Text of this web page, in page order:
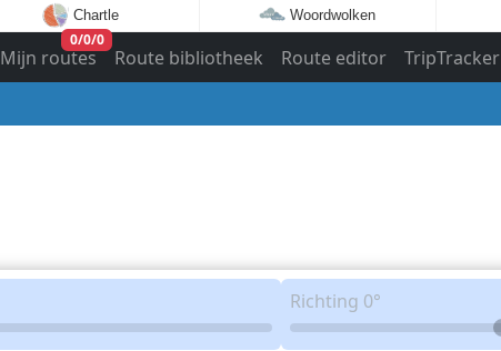
Chartle Woordwolken
Mijn routes
0/0/0
Route bibliotheek Route editor TripTracker
Richting 0°